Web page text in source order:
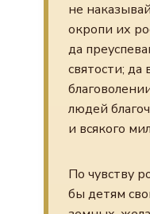
не
окропи их
да
святости; да
людей
и всякого
По чувству
бы детям